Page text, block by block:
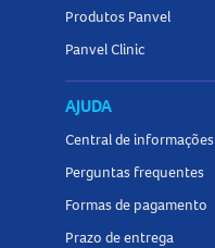
Produtos Panvel
Panvel Clinic
AJUDA
Central de informações
Perguntas frequentes
Formas de pagamento
Prazo de entrega